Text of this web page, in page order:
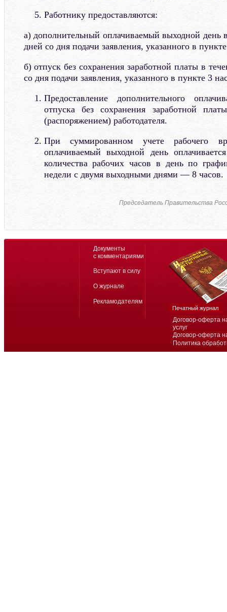
Работнику предоставляются:
а) дополнительный оплачиваемый выходной день
дней со дня подачи заявления, указанного в
б) отпуск без сохранения заработной платы в
со дня подачи заявления, указанного в пункте 3
Предоставление дополнительного
отпуска без сохранения заработной
(распоряжением) работодателя.
При суммированном учете рабочего
оплачиваемый выходной день
количества рабочих часов в день по
недели с двумя выходными днями — 8 часов.
Председатель Правительства
Договор-оферта
услуг
Договор-оферта
Политика
Документы
с комментариями
Вступают в силу
О журнале
Рекламодателям
Печатный журнал